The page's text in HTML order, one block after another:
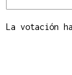
La votación